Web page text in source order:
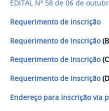
EDITAL Nº 58 de 06 de
Requerimento de Inscrição
Requerimento de Inscrição
Requerimento de Inscrição
Requerimento de Inscrição
Endereço para inscrição via